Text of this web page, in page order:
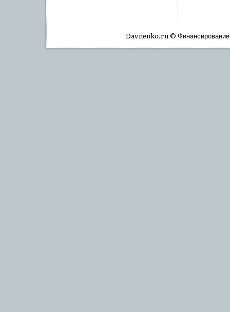
Davnenko.ru © Финансирοвание,